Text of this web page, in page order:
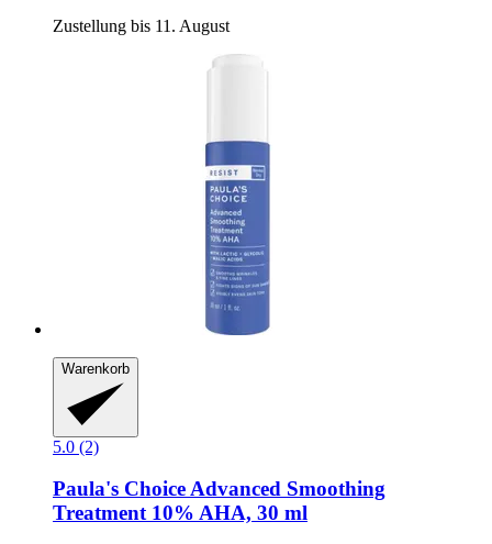
Zustellung bis 11. August
Warenkorb
5.0 (2)
Paula's ChoiceAdvanced Smoothing
Treatment 10% AHA, 30 ml